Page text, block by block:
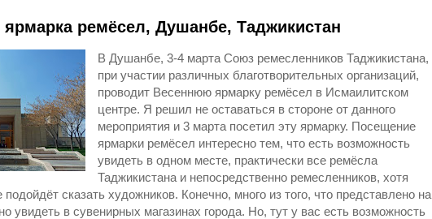
ярмарка ремёсел, Душанбе, Таджикистан
В Душанбе, 3-4 марта Союз ремесленников Таджикистана,
при участии различных благотворительных организаций,
проводит Весеннюю ярмарку ремёсел в Исмаилитском
центре. Я решил не оставаться в стороне от данного
мероприятия и 3 марта посетил эту ярмарку. Посещение
ярмарки ремёсел интересно тем, что есть возможность
увидеть в одном месте, практически все ремёсла
Таджикистана и непосредственно ремесленников, хотя
сказать художников. Конечно, много из того, что представлено на
увидеть в сувенирных магазинах города. Но, тут у вас есть возможность